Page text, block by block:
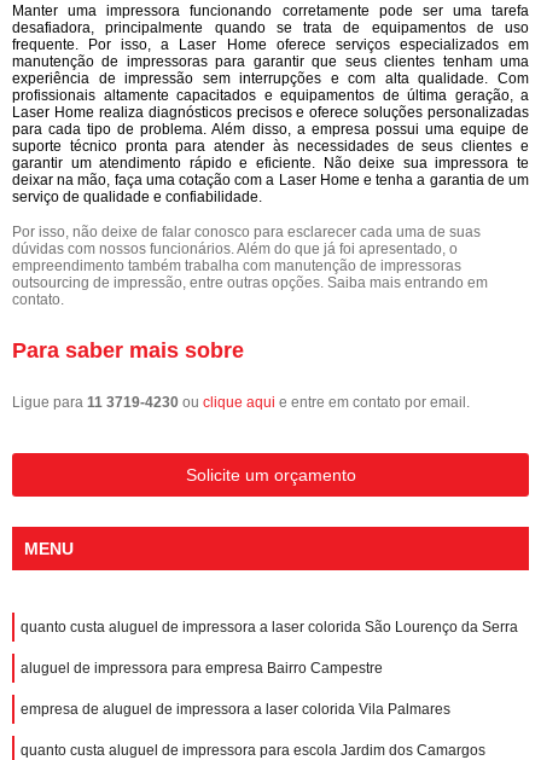
Manter uma impressora funcionando corretamente pode ser uma tarefa
desafiadora, principalmente quando se trata de equipamentos de uso
frequente. Por isso, a Laser Home oferece serviços especializados em
manutenção de impressoras para garantir que seus clientes tenham uma
experiência de impressão sem interrupções e com alta qualidade. Com
profissionais altamente capacitados e equipamentos de última geração, a
Laser Home realiza diagnósticos precisos e oferece soluções personalizadas
para cada tipo de problema. Além disso, a empresa possui uma equipe de
suporte técnico pronta para atender às necessidades de seus clientes e
garantir um atendimento rápido e eficiente. Não deixe sua impressora te
deixar na mão, faça uma cotação com a Laser Home e tenha a garantia de um
serviço de qualidade e confiabilidade.
Por isso, não deixe de falar conosco para esclarecer cada uma de suas
dúvidas com nossos funcionários. Além do que já foi apresentado, o
empreendimento também trabalha com manutenção de impressoras
outsourcing de impressão, entre outras opções. Saiba mais entrando em
contato.
Para saber mais sobre
Ligue para 11 3719-4230 ou clique aqui e entre em contato por email.
Solicite um orçamento
MENU
quanto custa aluguel de impressora a laser colorida São Lourenço da Serra
aluguel de impressora para empresa Bairro Campestre
empresa de aluguel de impressora a laser colorida Vila Palmares
quanto custa aluguel de impressora para escola Jardim dos Camargos